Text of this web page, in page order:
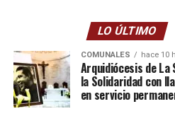
LO ÚLTIMO
COMUNALES hace 10
Arquidiócesis de La
la Solidaridad con
en servicio